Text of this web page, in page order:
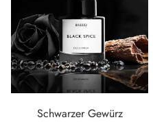
Schwarzer Gewürz